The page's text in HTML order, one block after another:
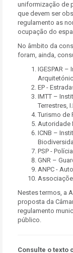
uniformização de
que devem ser
regulamento as
ocupação do
No âmbito da
foram, ainda,
IGESPAR
EP -
IMTT –
Terrestres,
Turismo de
Autoridade
ICNB –
PSP -
GNR –
ANPC -
Nestes termos, a
proposta da
regulamento
público.
Consulte o texto